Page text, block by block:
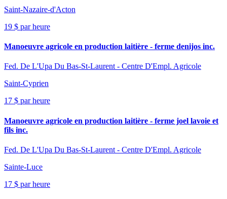
Saint-Nazaire-d'Acton
19 $ par heure
Manoeuvre agricole en production laitière - ferme denijos inc.
Fed. De L'Upa Du Bas-St-Laurent - Centre D'Empl. Agricole
Saint-Cyprien
17 $ par heure
Manoeuvre agricole en production laitière - ferme joel lavoie et
fils inc.
Fed. De L'Upa Du Bas-St-Laurent - Centre D'Empl. Agricole
Sainte-Luce
17 $ par heure